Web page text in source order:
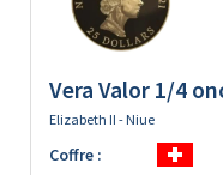
Vera Valor 1/4
Elizabeth II - Niue
Coffre :